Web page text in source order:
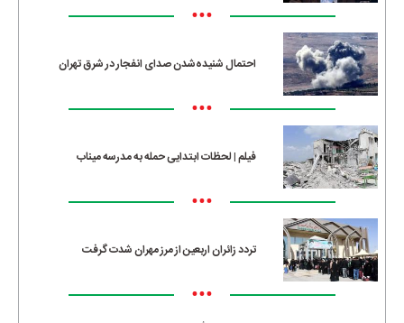
•••
احتمال شنیده‌شدن صدای انفجار در شرق تهران
•••
فیلم | لحظات ابتدایی حمله به مدرسه میناب
•••
تردد زائران اربعین از مرز مهران شدت گرفت
•••